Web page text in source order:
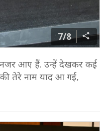
7/8
आए हैं. उन्हें देखकर कई
तेरे नाम याद आ गई,